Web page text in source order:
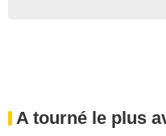
A tourné le plus